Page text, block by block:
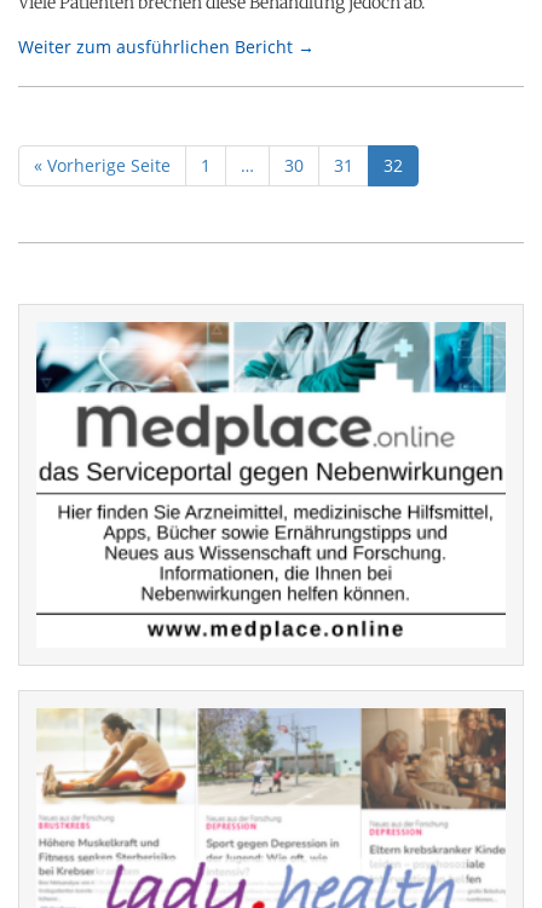
Weiter zum ausführlichen Bericht →
« Vorherige Seite 1 … 30 31 32